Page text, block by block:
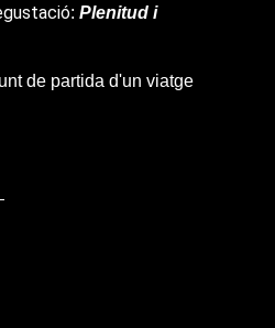
: Plenitud i
de partida d'un viatge